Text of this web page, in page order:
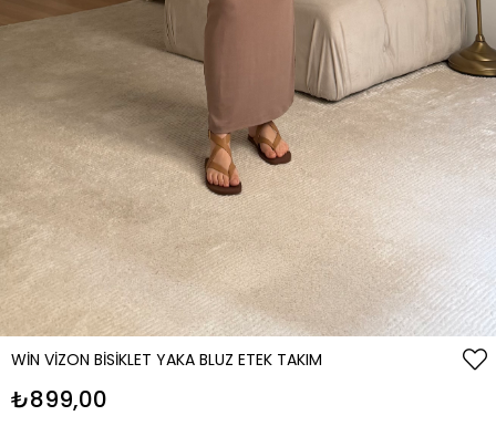
WIN VIZON BISIKLET YAKA BLUZ ETEK TAKIM
₺899,00